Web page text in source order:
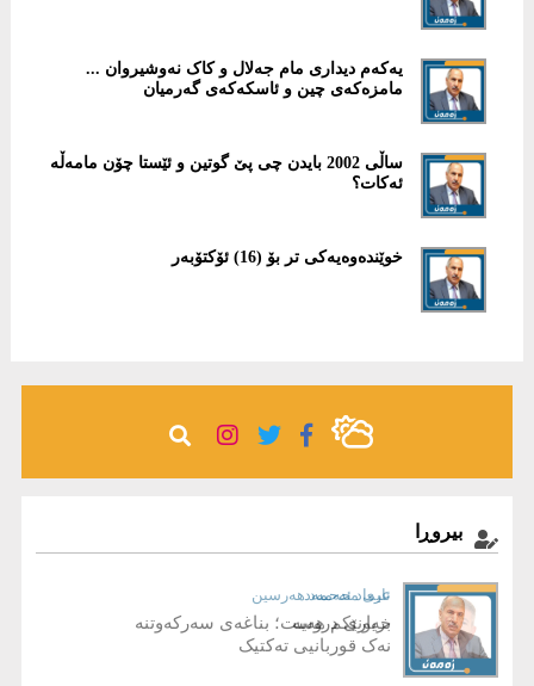
یەکەم دیداری مام جەلال و کاک نەوشیروان ...
مامزەکەی چین و ئاسکەکەی گەرمیان
ساڵی 2002 بایدن چی پێ گوتین و ئێستا چۆن مامەڵە
ئەكات؟
خوێندەوەیەكی تر بۆ (16) ئۆكتۆبەر ‏
بیروڕا
ئاری محەمەد هەرسین
خەونێکم هەیە
عیماد ئه‌حمه‌د
بریاری دروست؛ بناغەی سەرکەوتنە
نەک قوربانیی تەکتیک